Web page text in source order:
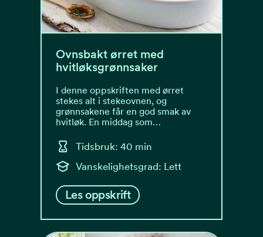
Ovnsbakt ørret med
hvitløksgrønnsaker
I denne oppskriften med ørret
stekes alt i stekeovnen, og
grønnsakene får en god smak av
hvitløk. En middag som…
Tidsbruk: 40 min
Vanskelighetsgrad: Lett
Les oppskrift